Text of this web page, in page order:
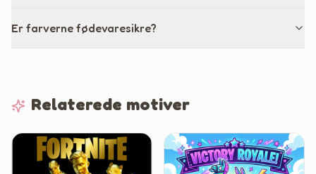
Er farverne fødevaresikre?
Relaterede motiver